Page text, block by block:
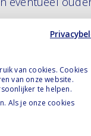
u en uw (ex-
en door
van
wanneer de
dit apart in
één van u
van cookies. Cookies
van onze website.
te helpen.
Als je onze cookies